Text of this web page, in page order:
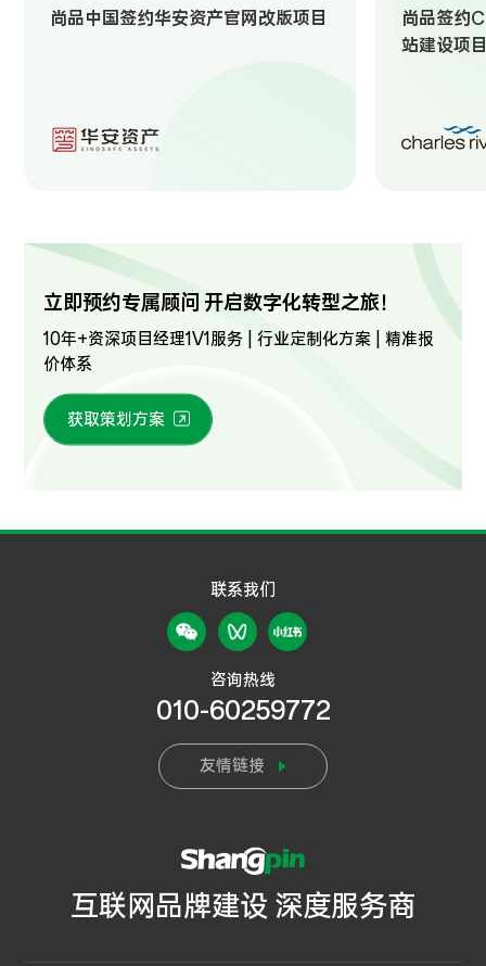
尚品中国签约华安资产官网改版项目
尚品签约
站建设项
立即预约专属顾问 开启数字化转型之旅！
10年+资深项目经理1V1服务 | 行业定制化方案 | 精准报
价体系
获取策划方案
联系我们
咨询热线
010-60259772
友情链接
互联网品牌建设 深度服务商